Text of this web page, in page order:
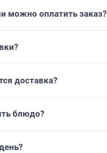
можно оплатить заказ?
доставка?
блюдо?